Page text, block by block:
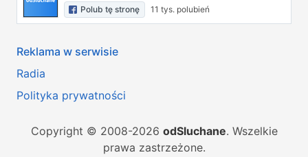
Polub tę stronę 11 tys. polubień
Reklama w serwisie
Radia
Polityka prywatności
Copyright © 2008-2026 odSluchane. Wszelkie
prawa zastrzeżone.